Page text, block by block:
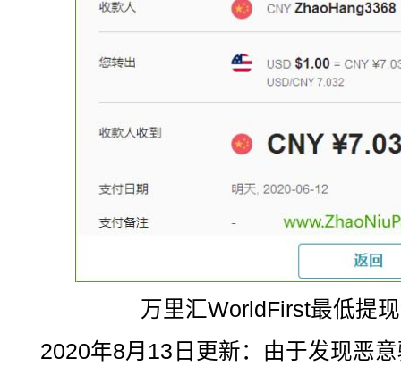
万里汇WorldFirst最低提
2020年8月13日更新：由于发现恶